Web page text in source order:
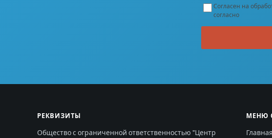
Согласен на
согласно
РЕКВИЗИТЫ
Общество с ограниченной ответственностью "Центр
МЕНЮ
Главная